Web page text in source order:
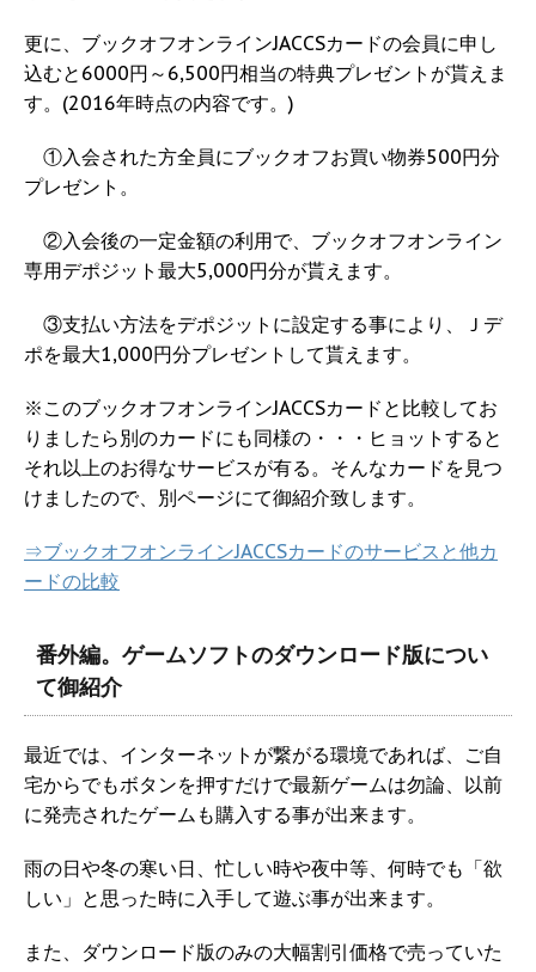
更に、ブックオフオンラインJACCSカードの会員に申し
込むと6000円～6,500円相当の特典プレゼントが貰えま
す。(2016年時点の内容です。)
①入会された方全員にブックオフお買い物券500円分
プレゼント。
②入会後の一定金額の利用で、ブックオフオンライン
専用デポジット最大5,000円分が貰えます。
③支払い方法をデポジットに設定する事により、Ｊデ
ポを最大1,000円分プレゼントして貰えます。
※このブックオフオンラインJACCSカードと比較してお
りましたら別のカードにも同様の・・・ヒョットすると
それ以上のお得なサービスが有る。そんなカードを見つ
けましたので、別ページにて御紹介致します。
⇒ブックオフオンラインJACCSカードのサービスと他カ
ードの比較
番外編。ゲームソフトのダウンロード版につい
て御紹介
最近では、インターネットが繋がる環境であれば、ご自
宅からでもボタンを押すだけで最新ゲームは勿論、以前
に発売されたゲームも購入する事が出来ます。
雨の日や冬の寒い日、忙しい時や夜中等、何時でも「欲
しい」と思った時に入手して遊ぶ事が出来ます。
また、ダウンロード版のみの大幅割引価格で売っていた